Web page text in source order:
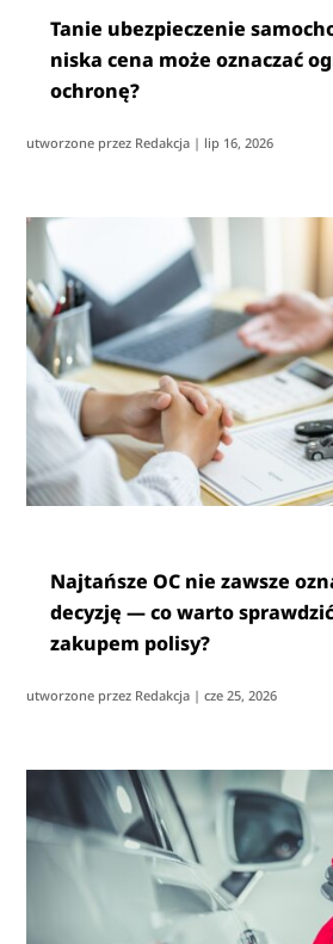
Tanie ubezpieczenie
niska cena może oznaczać
ochronę?
utworzone przez Redakcja | lip 16, 2026
Najtańsze OC nie zawsze
decyzję — co warto
zakupem polisy?
utworzone przez Redakcja |cze 25, 2026